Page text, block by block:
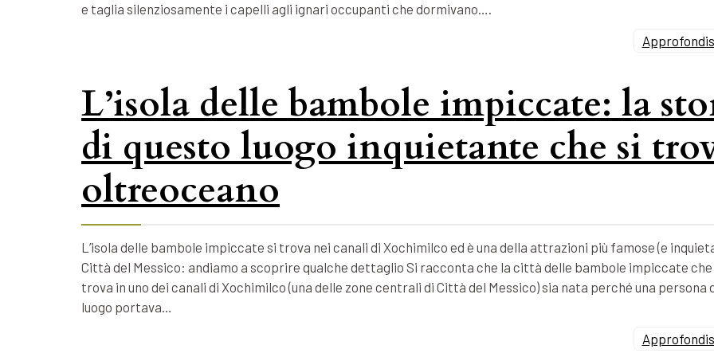
e taglia silenziosamente i capelli agli ignari occupanti che dormivano….
L’isola delle bambole impiccate: la
di questo luogo inquietante che si
oltreoceano
L’isola delle bambole impiccate si trova nei canali di Xochimilco ed è una della attrazioni più famose (e
Città del Messico: andiamo a scoprire qualche dettaglio Si racconta che la città delle bambole impiccate che
trova in uno dei canali di Xochimilco (una delle zone centrali di Città del Messico) sia nata perché una persona
luogo portava…